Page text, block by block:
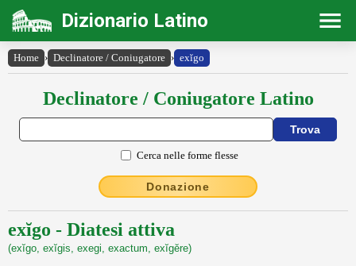
Dizionario Latino
Home › Declinatore / Coniugatore › exĭgo
Declinatore / Coniugatore Latino
Cerca nelle forme flesse
Donazione
exĭgo - Diatesi attiva
(exĭgo, exĭgis, exegi, exactum, exĭgĕre)